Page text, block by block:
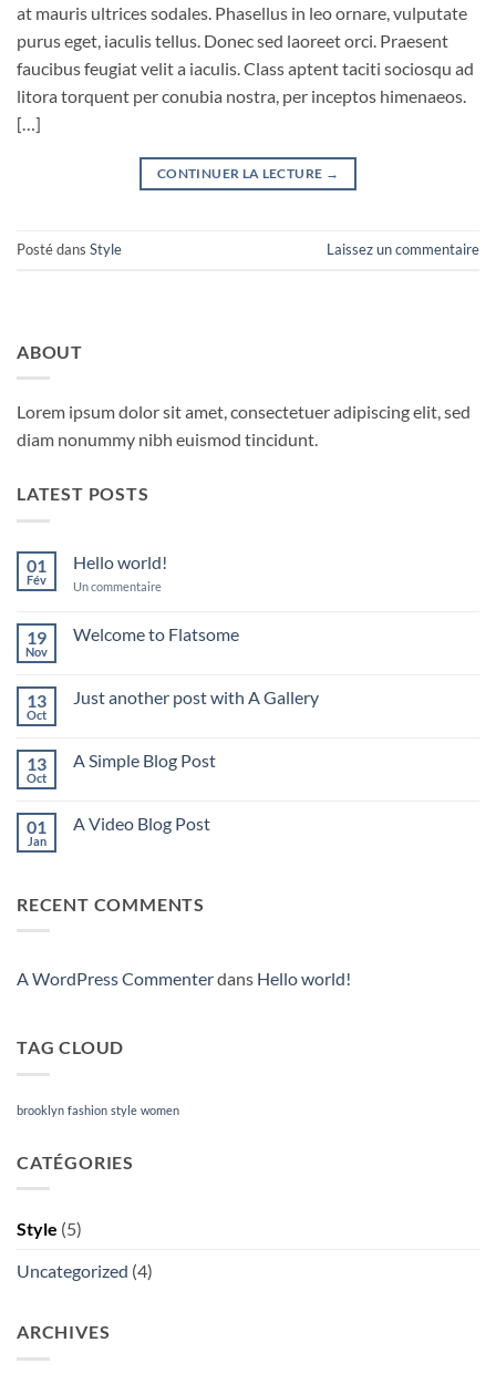
at mauris ultrices sodales. Phasellus in leo ornare, vulputate
purus eget, iaculis tellus. Donec sed laoreet orci. Praesent
faucibus feugiat velit a iaculis. Class aptent taciti sociosqu ad
litora torquent per conubia nostra, per inceptos himenaeos.
[…]
CONTINUER LA LECTURE →
Posté dans Style Laissez un commentaire
ABOUT
Lorem ipsum dolor sit amet, consectetuer adipiscing elit, sed
diam nonummy nibh euismod tincidunt.
LATEST POSTS
01
Fév
Hello world!
Un commentairesur
19
Nov
Welcome to Flatsome
Welcome
13
Oct
Just another post with A Gallery
Just
A
Gallery
13
Oct
A Simple Blog Post
A
01
Jan
A Video Blog Post
Video
RECENT COMMENTS
A WordPress Commenterdans Hello world!
TAG CLOUD
brooklyn fashion style women
CATÉGORIES
Style (5)
Uncategorized (4)
ARCHIVES